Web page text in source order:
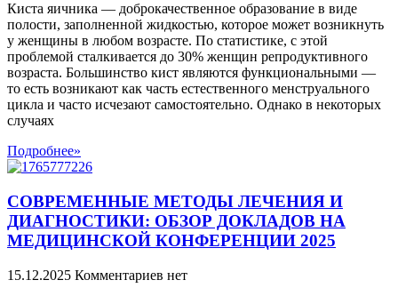
Киста яичника — доброкачественное образование в виде
полости, заполненной жидкостью, которое может возникнуть
у женщины в любом возрасте. По статистике, с этой
проблемой сталкивается до 30% женщин репродуктивного
возраста. Большинство кист являются функциональными —
то есть возникают как часть естественного менструального
цикла и часто исчезают самостоятельно. Однако в некоторых
случаях
Подробнее»
СОВРЕМЕННЫЕ МЕТОДЫ ЛЕЧЕНИЯ И
ДИАГНОСТИКИ: ОБЗОР ДОКЛАДОВ НА
МЕДИЦИНСКОЙ КОНФЕРЕНЦИИ 2025
15.12.2025 Комментариев нет